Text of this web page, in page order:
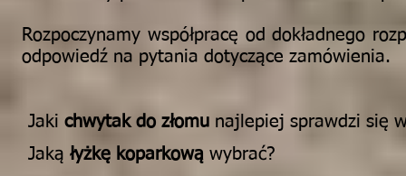
Rozpoczynamy współpracę od dokładnego
odpowiedź na pytania dotyczące zamówienia.
Jaki chwytak do złomu najlepiej sprawdzi się
Jaką łyżkę koparkową wybrać?